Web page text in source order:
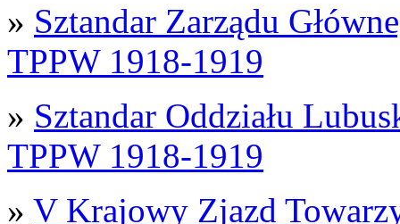
» Sztandar Zarządu
TPPW 1918-1919
» Sztandar Oddziału
TPPW 1918-1919
» V Krajowy Zjazd